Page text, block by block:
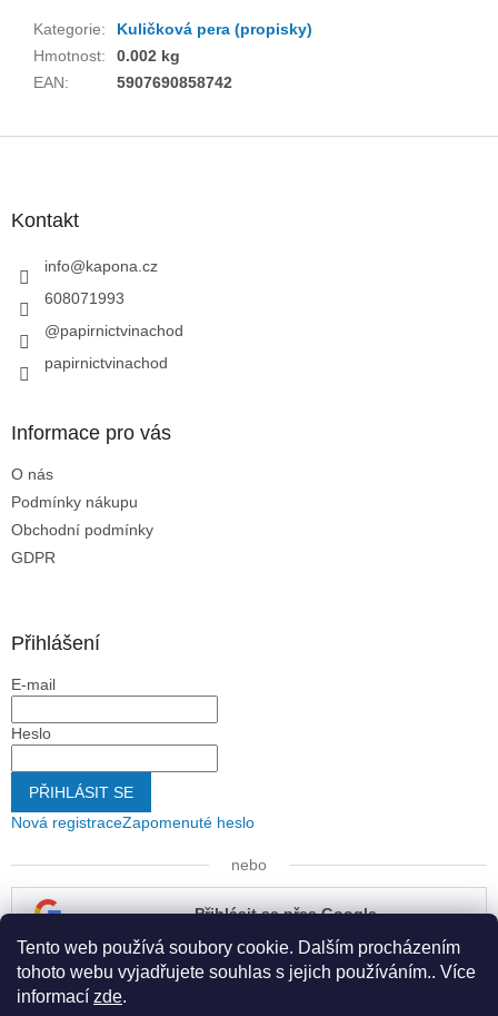
Tento web používá soubory cookie. Dalším procházením
tohoto webu vyjadřujete souhlas s jejich používáním.. Více
informací zde.
Kategorie:
Kuličková pera (propisky)
Hmotnost:
0.002 kg
EAN: 5907690858742
Kontakt
info@kapona.cz
608071993
@papirnictvinachod
papirnictvinachod
Informace pro vás
O nás
Podmínky nákupu
Obchodní podmínky
GDPR
Přihlášení
E-mail
Heslo
PŘIHLÁSIT SE
Nová registraceZapomenuté heslo
nebo
Přihlásit se přes Google
Přihlásit se přes Seznam